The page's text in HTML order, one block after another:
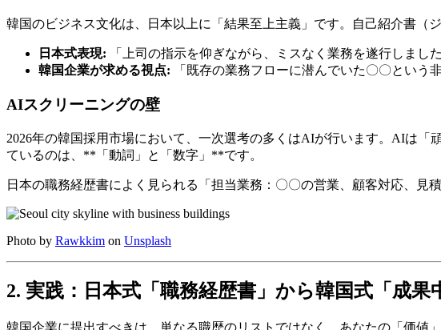
韓国のビジネス文化は、日本以上に「結果至上主義」です。自己紹介書（
日本式表現: 「上司の指示を仰ぎながら、ミスなく業務を遂行しました
韓国企業が求める視点: 「既存の業務フローに潜んでいた〇〇という
AIスクリーニングの壁
2026年の韓国採用市場において、一次選考の多くはAIが行います。AIは
ているのは、**「動詞」と「数字」**です。
日本の職務経歴書によく見られる「担当業務：〇〇の営業、顧客対応、見
Photo by Rawkkim on Unsplash
2. 実践：日本式「職務経歴書」から韓国式「成果